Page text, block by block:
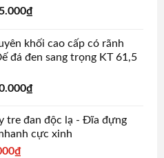
₫
khối cao cấp có rãnh
đá đen sang trọng KT 61,5
₫
tre đan độc lạ - Đĩa đựng
cực xinh
₫Current